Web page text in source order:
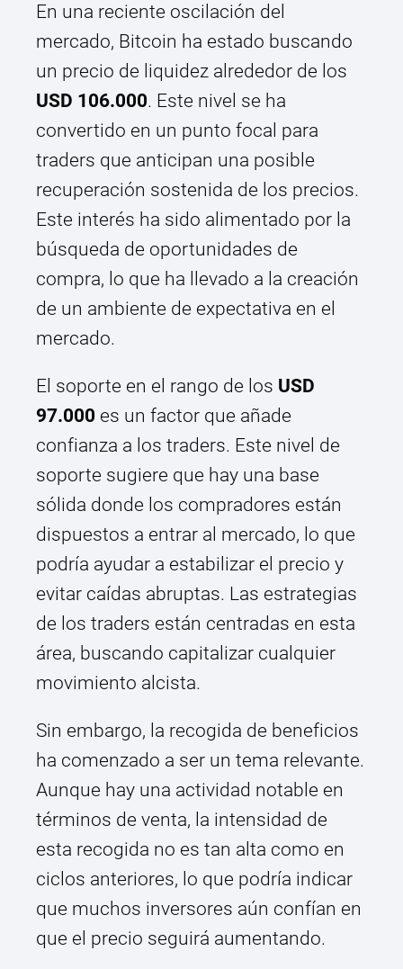
En una reciente oscilación del
mercado, Bitcoin ha estado buscando
un precio de liquidez alrededor de los
USD 106.000. Este nivel se ha
convertido en un punto focal para
traders que anticipan una posible
recuperación sostenida de los precios.
Este interés ha sido alimentado por la
búsqueda de oportunidades de
compra, lo que ha llevado a la creación
de un ambiente de expectativa en el
mercado.
El soporte en el rango de los USD
97.000 es un factor que añade
confianza a los traders. Este nivel de
soporte sugiere que hay una base
sólida donde los compradores están
dispuestos a entrar al mercado, lo que
podría ayudar a estabilizar el precio y
evitar caídas abruptas. Las estrategias
de los traders están centradas en esta
área, buscando capitalizar cualquier
movimiento alcista.
Sin embargo, la recogida de beneficios
ha comenzado a ser un tema relevante.
Aunque hay una actividad notable en
términos de venta, la intensidad de
esta recogida no es tan alta como en
ciclos anteriores, lo que podría indicar
que muchos inversores aún confían en
que el precio seguirá aumentando.